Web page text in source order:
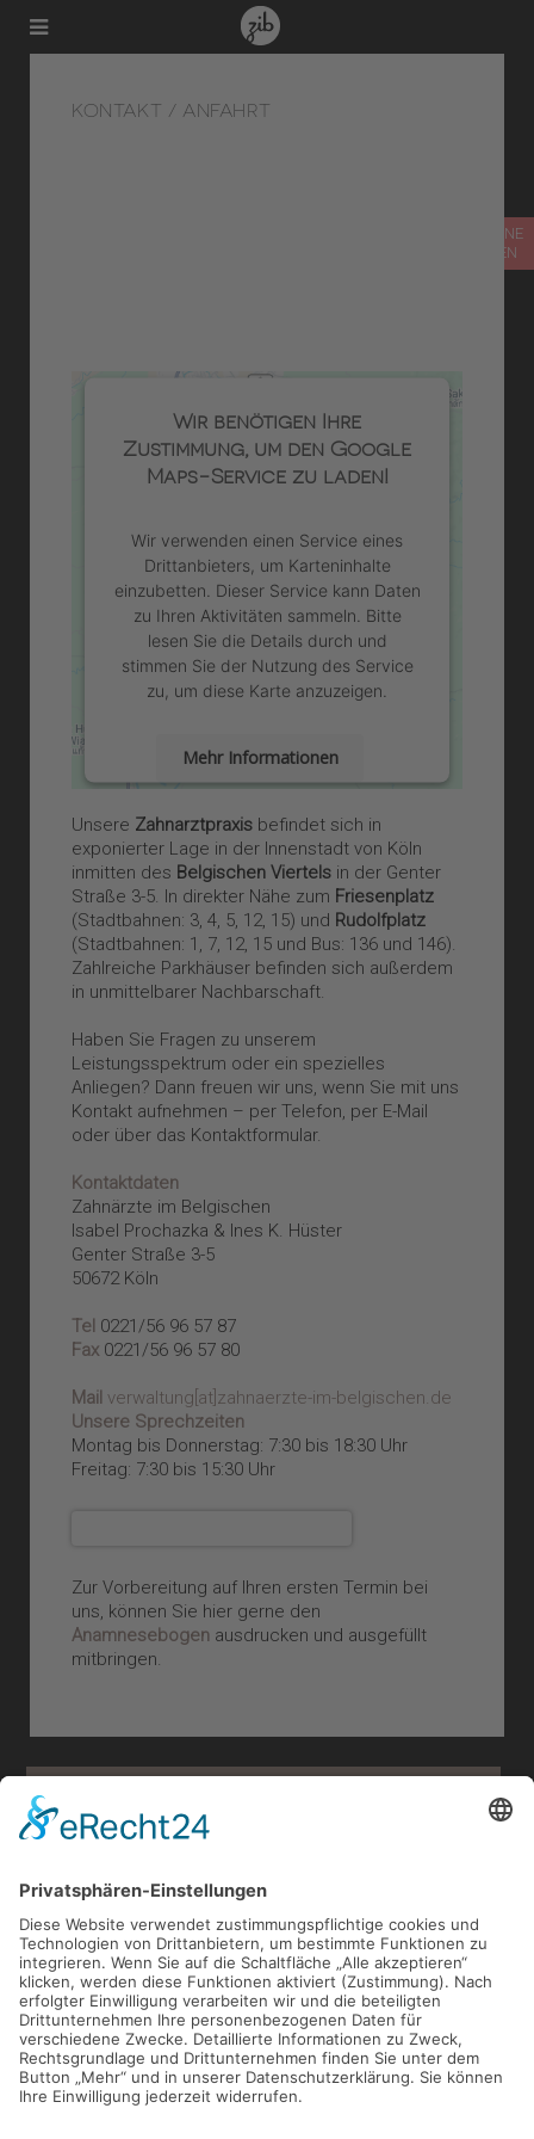
TERMIN ONLINE
VEREINBAREN
KONTAKT / ANFAHRT
Wir benötigen Ihre
Zustimmung, um den Google
Maps-Service zu laden!
Wir verwenden einen Service eines
Drittanbieters, um Karteninhalte
einzubetten. Dieser Service kann Daten
zu Ihren Aktivitäten sammeln. Bitte
lesen Sie die Details durch und
stimmen Sie der Nutzung des Service
zu, um diese Karte anzuzeigen.
Mehr Informationen
Akzeptieren
powered by
Usercentrics Consent
Management Platform
eRecht24
Unsere Zahnarztpraxis befindet sich in
exponierter Lage in der Innenstadt von Köln
inmitten des Belgischen Viertels in der Genter
Straße 3-5. In direkter Nähe zum Friesenplatz
(Stadtbahnen: 3, 4, 5, 12, 15) und Rudolfplatz
(Stadtbahnen: 1, 7, 12, 15 und Bus: 136 und 146).
Zahlreiche Parkhäuser befinden sich außerdem
in unmittelbarer Nachbarschaft.
Haben Sie Fragen zu unserem
Leistungsspektrum oder ein spezielles
Anliegen? Dann freuen wir uns, wenn Sie mit uns
Kontakt aufnehmen – per Telefon, per E-Mail
oder über das Kontaktformular.
Kontaktdaten
Zahnärzte im Belgischen
Isabel Prochazka & Ines K. Hüster
Genter Straße 3-5
50672 Köln
Tel 0221/56 96 57 87
Fax 0221/56 96 57 80
Mail verwaltung[at]zahnaerzte-im-belgischen.de
Unsere Sprechzeiten
Montag bis Donnerstag: 7:30 bis 18:30 Uhr
Freitag: 7:30 bis 15:30 Uhr
Zur Vorbereitung auf Ihren ersten Termin bei
uns, können Sie hier gerne den
Anamnesebogen ausdrucken und ausgefüllt
mitbringen.
KONTAKTFORMULAR
SENDEN
*Pflichtfeld, bitte ausfüllen